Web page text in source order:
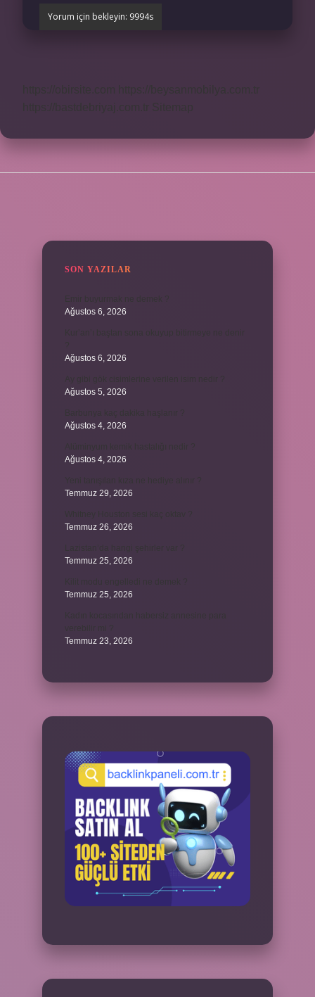
SON YAZILAR
Ağustos 6, 2026
Ağustos 6, 2026
Ağustos 5, 2026
Ağustos 4, 2026
Ağustos 4, 2026
Temmuz 29, 2026
Temmuz 26, 2026
Temmuz 25, 2026
Temmuz 25, 2026
Temmuz 23, 2026